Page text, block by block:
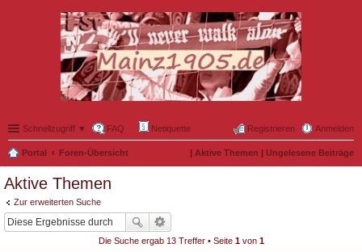
Schnellzugriff ▼ FAQ Netiquette Anmelden
Registrieren
Portal Foren-Übersicht | Aktive Themen | Ungelesene Beiträge
Aktive Themen
Zur erweiterten Suche
Die Suche ergab 13 Treffer • Seite 1von 1